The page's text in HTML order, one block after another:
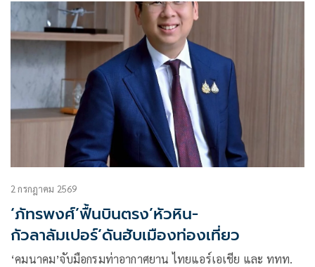
2 กรกฎาคม 2569
‘ภัทรพงศ์’ฟื้นบินตรง’หัวหิน-
กัวลาลัมเปอร์‘ดันฮับเมืองท่องเที่ยว
‘คมนาคม’จับมือกรมท่าอากาศยาน ไทยแอร์เอเชีย และ ททท.